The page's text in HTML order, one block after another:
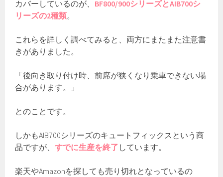
カバーしているのが、 BF800/900シリーズとAIB700シ
リーズの2種類。
これらを詳しく調べてみると、両方にまたまた注意書
きがありました。
「後向き取り付け時、前席が狭くなり乗車できない場
合があります。」
とのことです。
しかもAIB700シリーズのキュートフィックスという商
品ですが、すでに生産を終了 しています。
楽天やAmazonを探しても売り切れとなっているの